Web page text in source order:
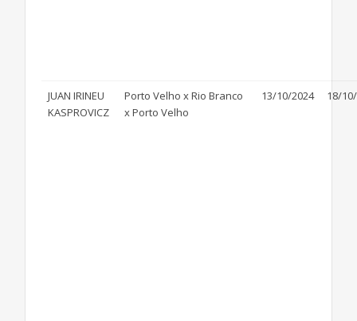
JUAN IRINEU
KASPROVICZ
Porto Velho x Rio Branco
x Porto Velho
13/10/2024 18/